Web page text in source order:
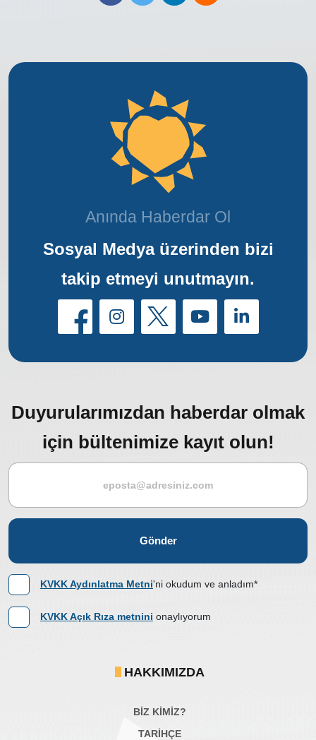
Anında Haberdar Ol
Sosyal Medya üzerinden bizi
takip etmeyi unutmayın.
Duyurularımızdan haberdar olmak
için bültenimize kayıt olun!
Gönder
KVKK Aydınlatma Metni'ni okudum ve anladım*
KVKK Açık Rıza metnini onaylıyorum
HAKKIMIZDA
BİZ KİMİZ?
TARİHÇE